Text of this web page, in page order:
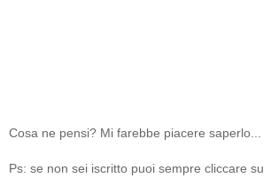
Cosa ne pensi? Mi farebbe piacere saperlo...
Ps: se non sei iscritto puoi sempre cliccare su